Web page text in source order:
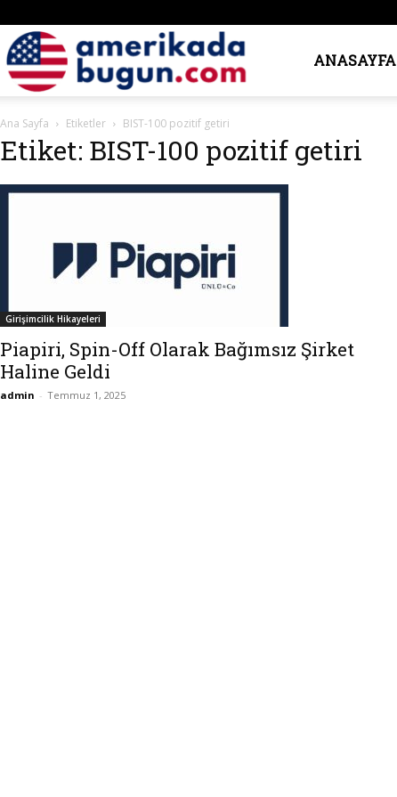
Amerika’daANASAYFA
Ana Sayfa Etiketler BIST-100 pozitif getiri
Etiket: BIST-100 pozitif getiri
Girişimcilik Hikayeleri
Piapiri, Spin-Off Olarak Bağımsız Şirket
Haline Geldi
admin - Temmuz 1, 2025